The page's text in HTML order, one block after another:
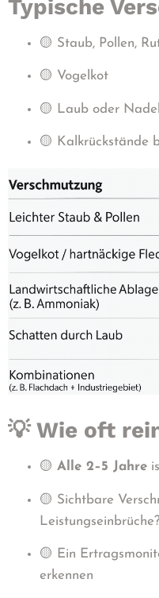
Typische
🟡 Staub, Pollen,
🟡 Vogelkot
🟡 Laub oder
🟡 Kalkrückstände
💡 Wie oft
🟡 Alle 2–5 Jahre
🟡 Sichtbare
🟡 Ein
erkennen